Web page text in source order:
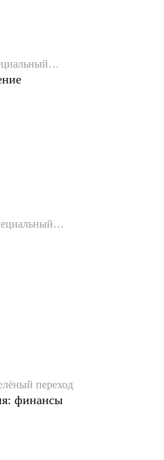
переход
финансы